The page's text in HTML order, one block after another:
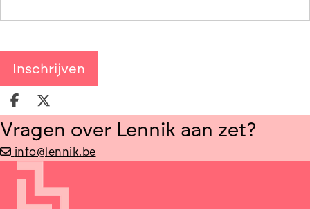
Deel op facebook
Deel op X
Vragen over Lennik aan zet?
info@lennik.be